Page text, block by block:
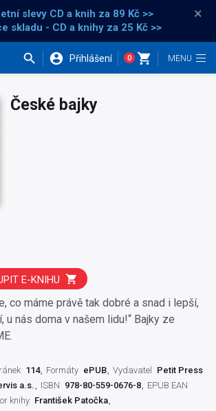
slevy CD a knih za 89 Kč >>
skladu - CD a knihy za 25 Kč >>
×
Přihlášení 0
České bajky
co máme právě tak dobré a snad i lepší,
u nás doma v našem lidu!“ Bajky ze
E-KNIHU
114 Formáty ePUB Vydavatel
Petit Press
a.s. ISBN 978-80-559-0676-8
EPUB EAN
knihy František Patočka